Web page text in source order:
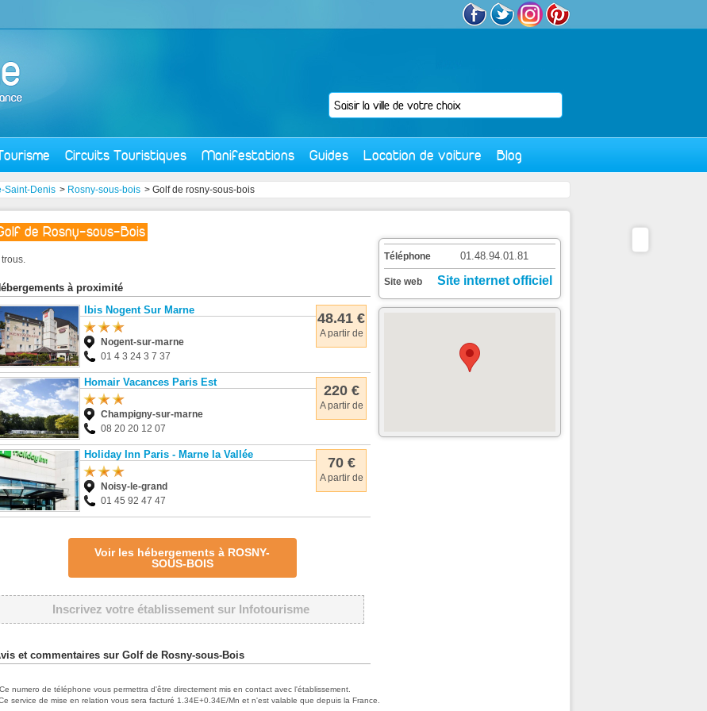
Circuits Touristiques Manifestations Guides Location de voiture Blog
Saint-Denis > Rosny-sous-bois > Golf de rosny-sous-bois
de Rosny-sous-Bois
à proximité
48.41 €
A partir de
Ibis Nogent Sur Marne
Nogent-sur-marne
01 4 3 24 3 7 37
220 €
A partir de
Homair Vacances Paris Est
Champigny-sur-marne
08 20 20 12 07
70 €
A partir de
Holiday Inn Paris - Marne la Vallée
Noisy-le-grand
01 45 92 47 47
Voir les hébergements à ROSNY-
SOUS-BOIS
Inscrivez votre établissement sur Infotourisme
et commentaires sur Golf de Rosny-sous-Bois
Téléphone 01.48.94.01.81
Site web Site internet officiel
numero de téléphone vous permettra d'être directement mis en contact avec l'établissement.
service de mise en relation vous sera facturé 1.34E+0.34E/Mn et n'est valable que depuis la France.